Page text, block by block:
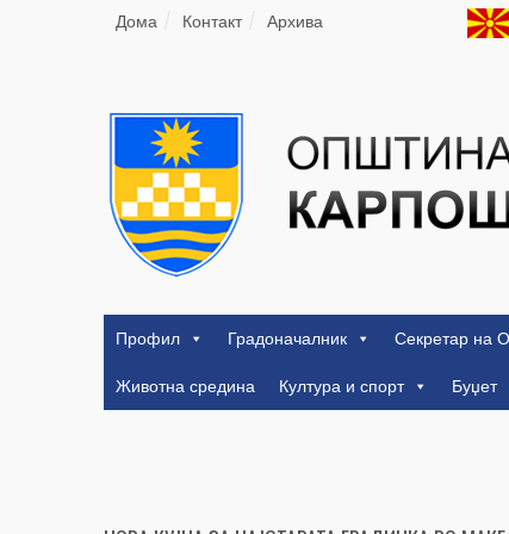
Дома Контакт Архива
Профил Градоначалник Секретар на
Животна средина
Култура и спорт Буџет